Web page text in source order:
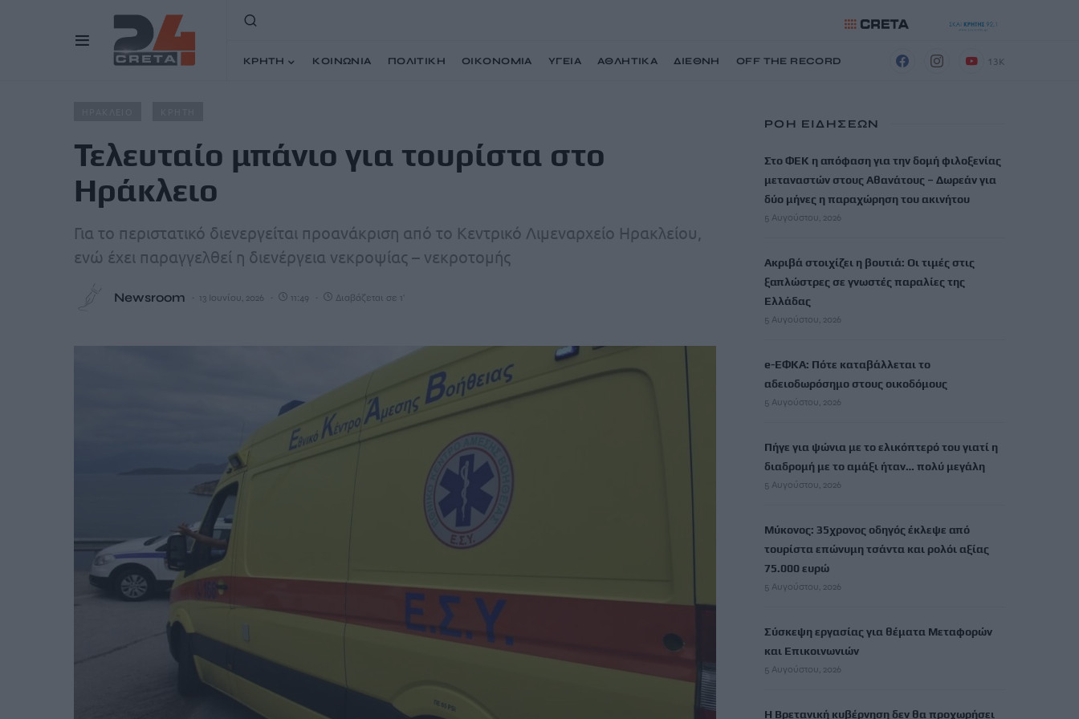
ΚΡΗΤΗ ΚΟΙΝΩΝΙΑ ΠΟΛΙΤΙΚΗ ΟΙΚΟΝΟΜΙΑ ΥΓΕΙΑ ΑΘΛΗΤΙΚΑ ΔΙΕΘΝΗ OFF THE RECORD
13K
Τελευταίο μπάνιο για τουρίστα στο
Ηράκλειο
Για το περιστατικό διενεργείται προανάκριση από το Κεντρικό Λιμεναρχείο Ηρακλείου,
ενώ έχει παραγγελθεί η διενέργεια νεκροψίας – νεκροτομής
Newsroom 13 Ιουνίου, 2026 11:49 Διαβάζεται σε 1'
ΡΟΗ ΕΙΔΗΣΕΩΝ
Στο ΦΕΚ η απόφαση για την δομή φιλοξενίας
μεταναστών στους Αθανάτους – Δωρεάν για
δύο μήνες η παραχώρηση του ακινήτου
5 Αυγούστου, 2026
Ακριβά στοιχίζει η βουτιά: Οι τιμές στις
ξαπλώστρες σε γνωστές παραλίες της
Ελλάδας
5 Αυγούστου, 2026
e-ΕΦΚΑ: Πότε καταβάλλεται το
αδειοδωρόσημο στους οικοδόμους
5 Αυγούστου, 2026
Πήγε για ψώνια με το ελικόπτερό του γιατί η
διαδρομή με το αμάξι ήταν… πολύ μεγάλη
5 Αυγούστου, 2026
Μύκονος: 35χρονος οδηγός έκλεψε από
τουρίστα επώνυμη τσάντα και ρολόι αξίας
75.000 ευρώ
5 Αυγούστου, 2026
Σύσκεψη εργασίας για θέματα Μεταφορών
και Επικοινωνιών
5 Αυγούστου, 2026
Η Βρετανική κυβέρνηση δεν θα προχωρήσει